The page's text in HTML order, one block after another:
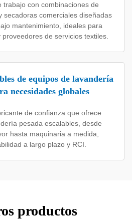
trabajo con combinaciones de
secadoras comerciales diseñadas
mantenimiento, ideales para
de servicios textiles.
de equipos de lavandería
necesidades globales
de confianza que ofrece
pesada escalables, desde
hasta maquinaria a medida,
a largo plazo y RCI.
productos